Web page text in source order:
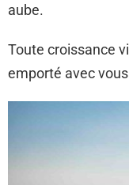
aube.
Toute croissance
emporté avec